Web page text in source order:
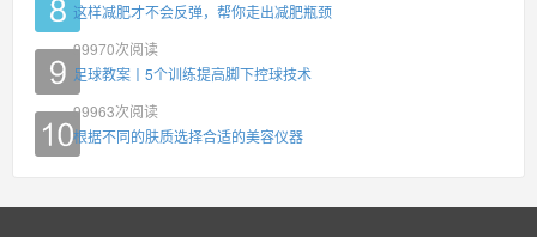
这样减肥才不会反弹，帮你走出减肥瓶颈
99970次阅读
足球教案丨5个训练提高脚下控球技术
99963次阅读
根据不同的肤质选择合适的美容仪器